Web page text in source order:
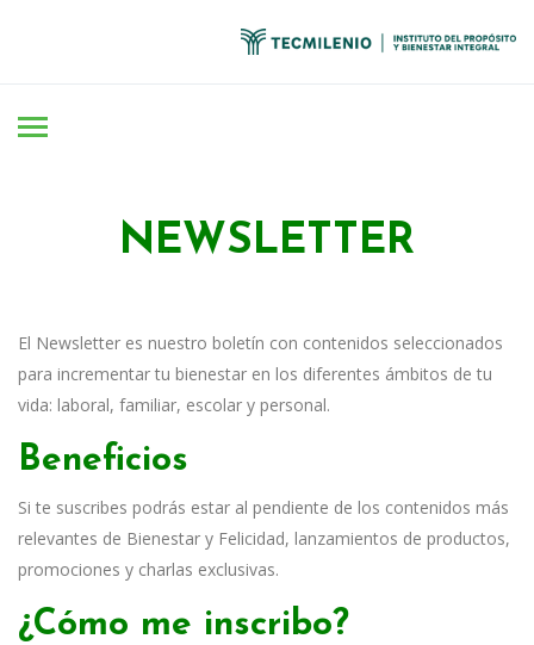
NEWSLETTER
El Newsletter es nuestro boletín con contenidos seleccionados
para incrementar tu bienestar en los diferentes ámbitos de tu
vida: laboral, familiar, escolar y personal.
Beneficios
Si te suscribes podrás estar al pendiente de los contenidos más
relevantes de Bienestar y Felicidad, lanzamientos de productos,
promociones y charlas exclusivas.
¿Cómo me inscribo?